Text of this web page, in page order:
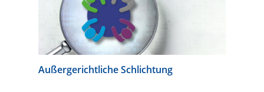
Außergerichtliche Schlichtung